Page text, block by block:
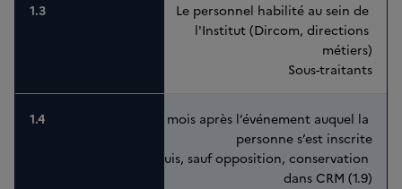
Le personnel habilité au sein de
l'Institut (Dircom, directions
métiers)
Sous-traitants
6 mois après l’événement auquel la
personne s’est inscrite
Puis, sauf opposition, conservation
dans CRM (1.9)